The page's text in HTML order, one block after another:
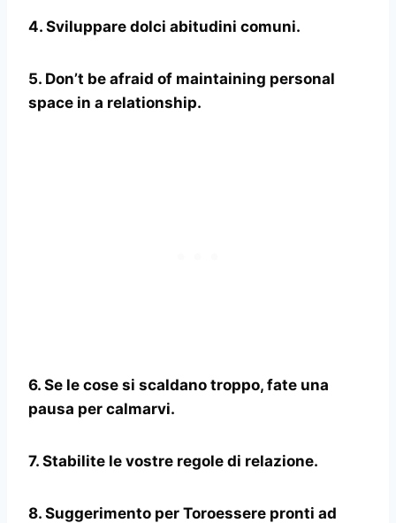
4. Sviluppare dolci abitudini comuni.
5. Don’t be afraid of maintaining personal
space in a relationship.
6. Se le cose si scaldano troppo, fate una
pausa per calmarvi.
7. Stabilite le vostre regole di relazione.
8. Suggerimento per Toroessere pronti ad